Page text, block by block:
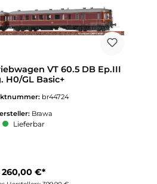
VT 60.5 DB Ep.III
H0/GL Basic+
br44724
Brawa
Lieferbar
260,00 €*